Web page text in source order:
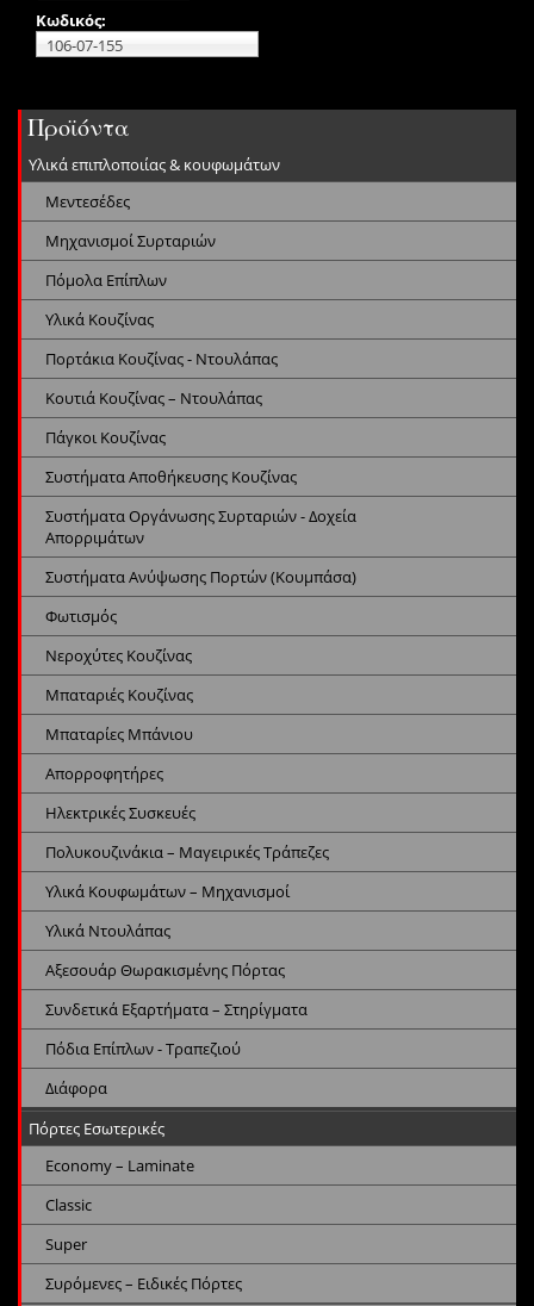
Κωδικός:
106-07-155
Προϊόντα
Υλικά επιπλοποιίας & κουφωμάτων
Μεντεσέδες
Μηχανισμοί Συρταριών
Πόμολα Επίπλων
Υλικά Κουζίνας
Πορτάκια Κουζίνας - Ντουλάπας
Κουτιά Κουζίνας – Ντουλάπας
Πάγκοι Κουζίνας
Συστήματα Αποθήκευσης Κουζίνας
Συστήματα Οργάνωσης Συρταριών - Δοχεία
Απορριμάτων
Συστήματα Ανύψωσης Πορτών (Κουμπάσα)
Φωτισμός
Νεροχύτες Κουζίνας
Μπαταριές Κουζίνας
Μπαταρίες Μπάνιου
Απορροφητήρες
Ηλεκτρικές Συσκευές
Πολυκουζινάκια – Μαγειρικές Τράπεζες
Υλικά Κουφωμάτων – Μηχανισμοί
Υλικά Ντουλάπας
Αξεσουάρ Θωρακισμένης Πόρτας
Συνδετικά Εξαρτήματα – Στηρίγματα
Πόδια Επίπλων - Τραπεζιού
Διάφορα
Πόρτες Εσωτερικές
Economy – Laminate
Classic
Super
Συρόμενες – Ειδικές Πόρτες